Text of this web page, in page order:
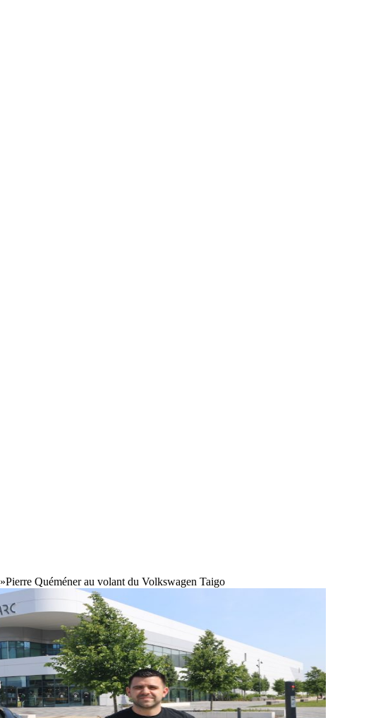
»Pierre Quéméner au volant du Volkswagen Taigo